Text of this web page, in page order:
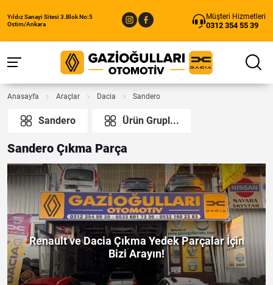
Yıldız Sanayi Sitesi 3.Blok No:5
Ostim/Ankara
Müşteri Hizmetleri
0312 354 55 39
Anasayfa Araçlar Dacia Sandero
Sandero Ürün Grupl...
Sandero Çıkma Parça
Renault ve Dacia Çıkma Yedek Parçalar İçin
Bizi Arayın!